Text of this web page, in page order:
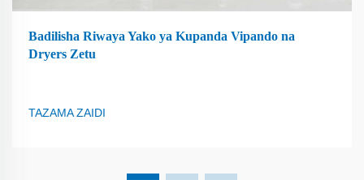
Badilisha Riwaya Yako ya Kupanda Vipando na
Dryers Zetu
TAZAMA ZAIDI